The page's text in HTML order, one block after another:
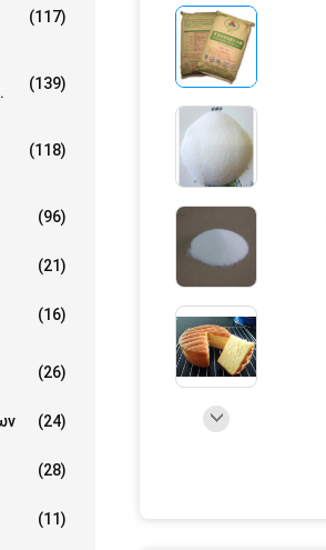
(117)
(139)
(118)
(96)
(21)
(16)
(26)
(24)
(28)
(11)